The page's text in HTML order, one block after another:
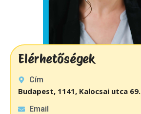
Elérhetőségek
Cím
Budapest, 1141, Kalocsai utca 69.
Email